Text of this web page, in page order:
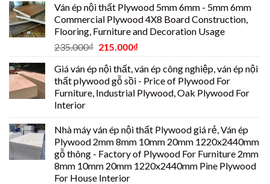
Ván ép nội thất Plywood 5mm 6mm - 5mm 6mm
Commercial Plywood 4X8 Board Construction,
Flooring, Furniture and Decoration Usage
235.000₫ 215.000₫
Giá ván ép nội thất, ván ép công nghiệp, ván ép nội
thất plywood gỗ sồi - Price of Plywood For
Furniture, Industrial Plywood, Oak Plywood For
Interior
Nhà máy ván ép nội thất Plywood giá rẻ, Ván ép
Plywood 2mm 8mm 10mm 20mm 1220x2440mm
gỗ thông - Factory of Plywood For Furniture 2mm
8mm 10mm 20mm 1220x2440mm Pine Plywood
For House Interior